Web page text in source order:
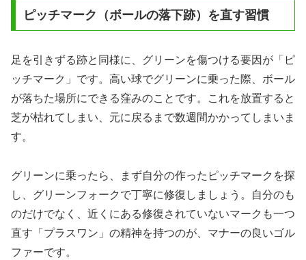
ピッチマーク（ボールの落下跡）を直す習慣
足を引きずる跡と同様に、グリーンを傷つける要因が「ピ
ッチマーク」です。高い球でグリーンに乗った際、ボール
が落ちた場所にできる窪みのことです。これを放置すると
芝が枯れてしまい、元に戻るまで数週間かかってしまいま
す。
グリーンに乗ったら、まず自分の作ったピッチマークを探
し、グリーンフォークで丁寧に修復しましょう。自分のも
のだけでなく、近くにある修復されていないマークも一つ
直す「プラスワン」の精神を持つのが、マナーの良いゴル
ファーです。